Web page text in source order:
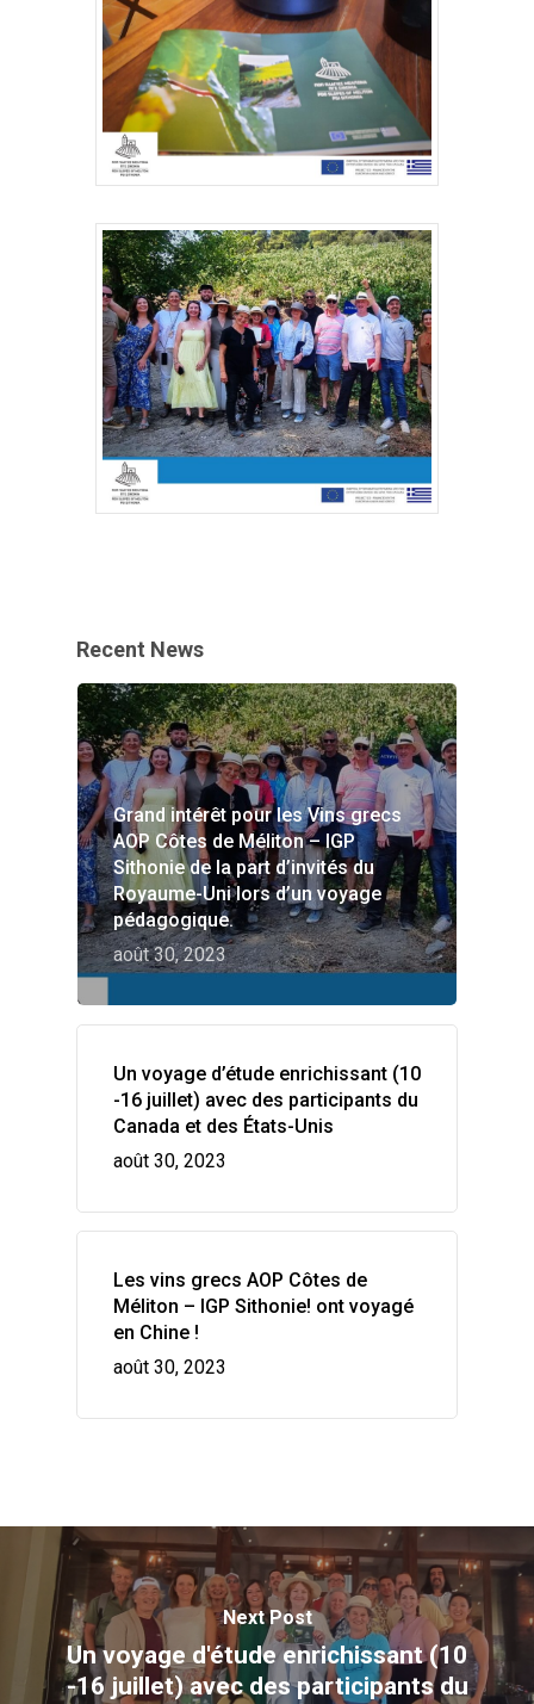
Recent News
Grand intérêt pour les Vins grecs
AOP Côtes de Méliton – IGP
Sithonie de la part d’invités du
Royaume-Uni lors d’un voyage
pédagogique.
août 30, 2023
Un voyage d’étude enrichissant (10
-16 juillet) avec des participants du
Canada et des États-Unis
août 30, 2023
Les vins grecs AOP Côtes de
Méliton – IGP Sithonie! ont voyagé
en Chine !
août 30, 2023
Next Post
Un voyage d'étude enrichissant (10
-16 juillet) avec des participants du
This is an optional, highly
customizable off canvas
About Salient
The Castle
Unit 345
2500 Castle Dr
Manhattan, NY
T:+216 (0)40 3629 4753
E:hello@themenectar.com